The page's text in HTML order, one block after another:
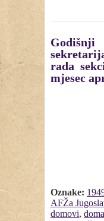
rada
mjesec
Oznake:
AFŽa
domovi,